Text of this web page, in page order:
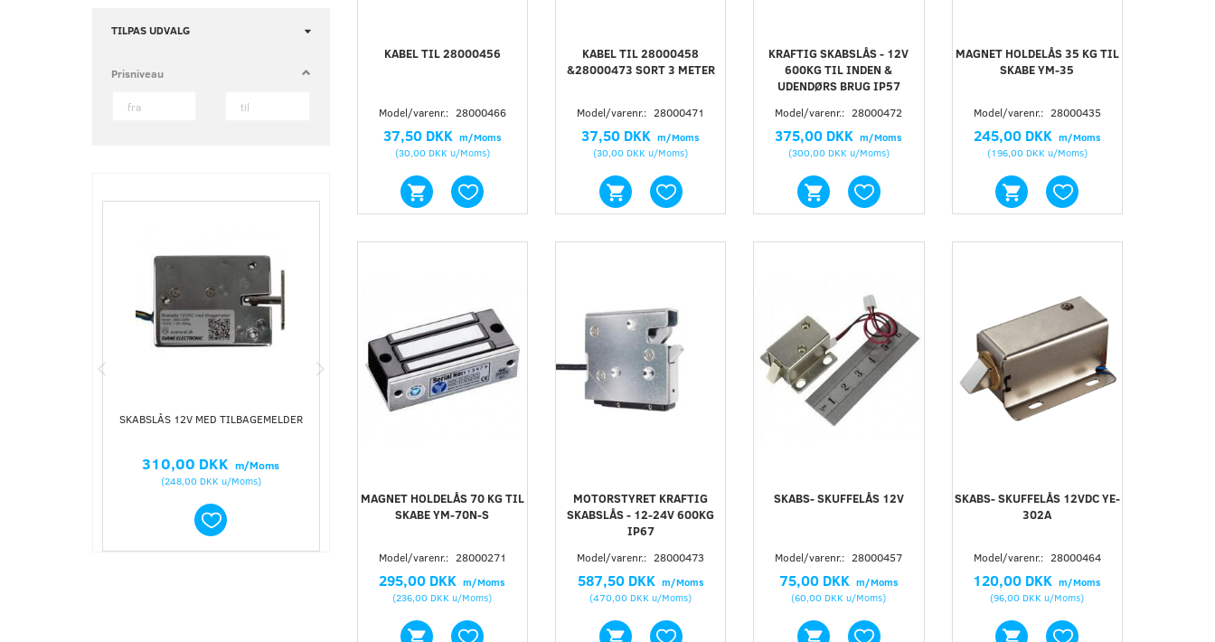
TILPAS UDVALG
Prisniveau
SKABSLÅS 12V MED TILBAGEMELDER
310,00 DKK m/Moms
(248,00 DKKu/Moms)
SKABSLÅS 12VOLT 150KG. YE-305
KABEL TIL 28000456
Model/varenr.: 28000466
37,50 DKK m/Moms
(30,00 DKK u/Moms)
KABEL TIL 28000458
&28000473 SORT 3 METER
Model/varenr.: 28000471
37,50 DKK m/Moms
(30,00 DKK u/Moms)
KRAFTIG SKABSLÅS - 12V
600KG TIL INDEN &
UDENDØRS BRUG IP57
Model/varenr.: 28000472
375,00 DKK m/Moms
(300,00 DKK u/Moms)
MAGNET HOLDELÅS 35 KG TIL
SKABE YM-35
Model/varenr.: 28000435
245,00 DKK m/Moms
(196,00 DKK u/Moms)
MAGNET HOLDELÅS 70 KG TIL
SKABE YM-70N-S
Model/varenr.: 28000271
295,00 DKK m/Moms
(236,00 DKK u/Moms)
MOTORSTYRET KRAFTIG
SKABSLÅS - 12-24V 600KG
IP67
Model/varenr.: 28000473
587,50 DKK m/Moms
(470,00 DKK u/Moms)
SKABS- SKUFFELÅS 12V
Model/varenr.: 28000457
75,00 DKK m/Moms
(60,00 DKK u/Moms)
SKABS- SKUFFELÅS 12VDC YE-
302A
Model/varenr.: 28000464
120,00 DKK m/Moms
(96,00 DKK u/Moms)